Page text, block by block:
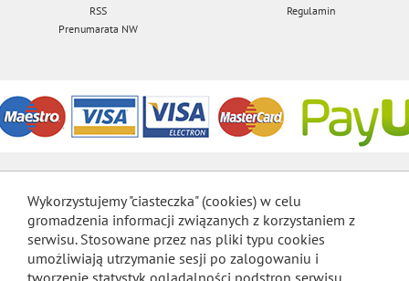
RSS
Regulamin
Prenumarata NW
Wykorzystujemy "ciasteczka" (cookies) w celu
gromadzenia informacji związanych z korzystaniem z
serwisu. Stosowane przez nas pliki typu cookies
umożliwiają utrzymanie sesji po zalogowaniu i
tworzenie statystyk oglądalności podstron serwisu.